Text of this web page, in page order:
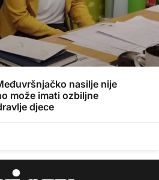
nasilje nije
može imati ozbiljne
djece